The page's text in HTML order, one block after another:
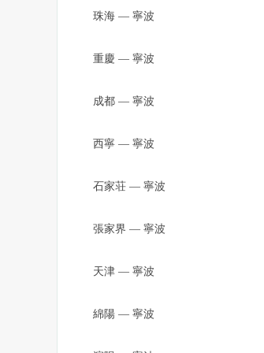
珠海 — 寧波
重慶 — 寧波
成都 — 寧波
西寧 — 寧波
石家荘 — 寧波
張家界 — 寧波
天津 — 寧波
綿陽 — 寧波